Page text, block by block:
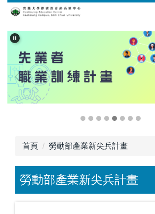
跳
主
要
容
區
首頁 勞動部產業新尖兵計畫
勞動部產業新尖兵計畫